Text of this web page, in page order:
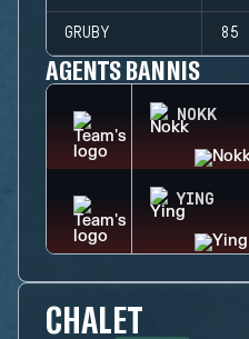
GRUBY 85
AGENTS BANNIS
NOKK
YING
CHALET